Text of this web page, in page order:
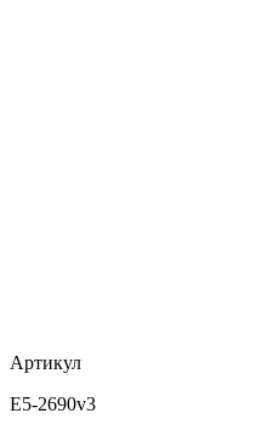
Артикул
E5-2690v3